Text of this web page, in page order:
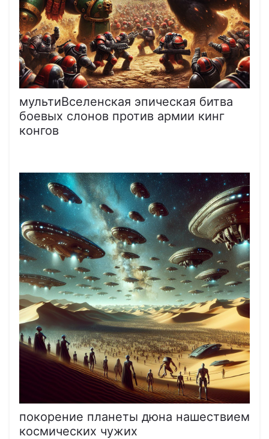
мультиВселенская эпическая битва
боевых слонов против армии кинг
конгов
покорение планеты дюна нашествием
космических чужих